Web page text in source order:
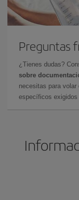
Preguntas
¿Tienes dudas?
sobre
necesitas para
específicos exigidos